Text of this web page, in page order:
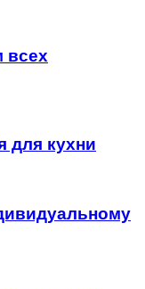
всех
для кухни